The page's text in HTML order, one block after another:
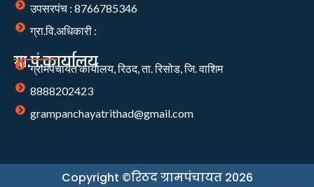
उपसरपंच : 8766785346
ग्रा.वि.अधिकारी :
ग्रा.पं.कार्यालय
ग्रामपंचायत कार्यालय, रिठद, ता. रिसोड, जि. वाशिम
8888202423
grampanchayatrithad@gmail.com
Copyright ©रिठद ग्रामपंचायत 2026